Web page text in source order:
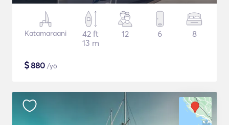
Katamaraani
42 ft
13 m
12 6 8
$880 /yö